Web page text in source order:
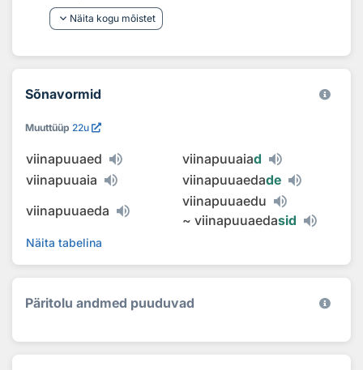
keyboard_arrow_down Näita kogu mõistet
Sõnavormid
Muuttüüp 22u
viinapuuaed viinapuuaiad
viinapuuaia
viinapuuaedade
viinapuuaeda
viinapuuaedu
~ viinapuuaedasid
Näita tabelina
Päritolu andmed puuduvad